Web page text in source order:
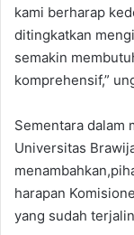
kami berharap
ditingkatkan
semakin
komprehensif,”
Sementara dalam
Universitas
harapan
yang sudah